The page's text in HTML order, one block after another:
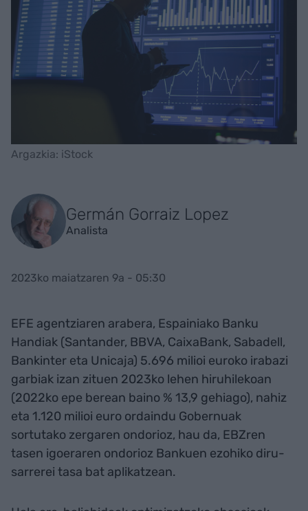
Argazkia: iStock
Germán Gorraiz Lopez
Analista
2023ko maiatzaren 9a - 05:30
EFE agentziaren arabera, Espainiako Banku
Handiak (Santander, BBVA, CaixaBank, Sabadell,
Bankinter eta Unicaja) 5.696 milioi euroko irabazi
garbiak izan zituen 2023ko lehen hiruhilekoan
(2022ko epe berean baino % 13,9 gehiago), nahiz
eta 1.120 milioi euro ordaindu Gobernuak
sortutako zergaren ondorioz, hau da, EBZren
tasen igoeraren ondorioz Bankuen ezohiko diru-
sarrerei tasa bat aplikatzean.